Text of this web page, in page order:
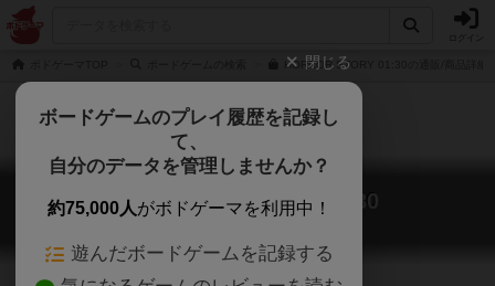
HORROR STORY 01:30の通販/商品詳細
ホラー・ストーリー 01:30
HORROR STORY 01:30
閉じる
ボードゲームのプレイ履歴を記録し
て、
自分のデータを管理しませんか？
約75,000人がボドゲーマを利用中！
遊んだボードゲームを記録する